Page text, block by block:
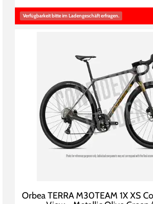
Verfügbarkeit bitte im Ladengeschäft erfragen.
Orbea TERRA M30TEAM 1X XS